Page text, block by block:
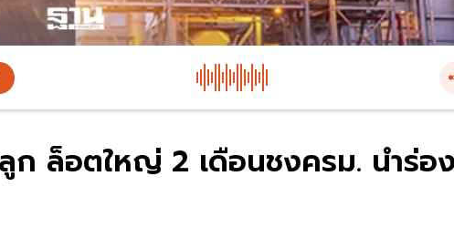
ก ล็อตใหญ่ 2 เดือนชงครม. นำร่อ